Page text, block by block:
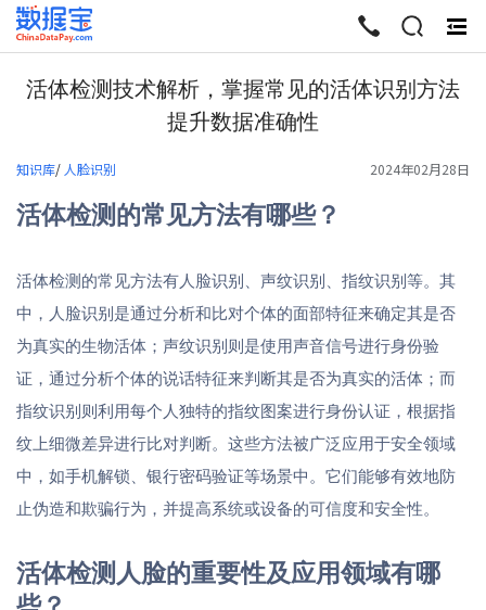
终
起
活体检测技术解析，掌握常见的活体识别方法
提升数据准确性
知识库/ 人脸识别 2024年02月28日
活体检测的常见方法有哪些？
活体检测的常见方法有人脸识别、声纹识别、指纹识别等。其
中，人脸识别是通过分析和比对个体的面部特征来确定其是否
为真实的生物活体；声纹识别则是使用声音信号进行身份验
证，通过分析个体的说话特征来判断其是否为真实的活体；而
指纹识别则利用每个人独特的指纹图案进行身份认证，根据指
纹上细微差异进行比对判断。这些方法被广泛应用于安全领域
中，如手机解锁、银行密码验证等场景中。它们能够有效地防
止伪造和欺骗行为，并提高系统或设备的可信度和安全性。
活体检测人脸的重要性及应用领域有哪